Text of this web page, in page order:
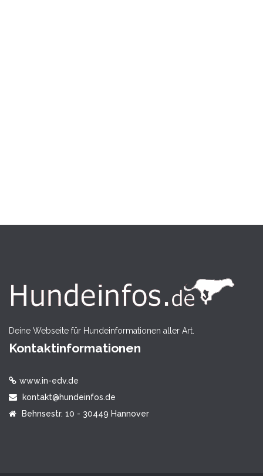
Deine Webseite für Hundeinformationen aller Art.
Kontaktinformationen
www.in-edv.de
kontakt@hundeinfos.de
Behnsestr. 10 - 30449 Hannover